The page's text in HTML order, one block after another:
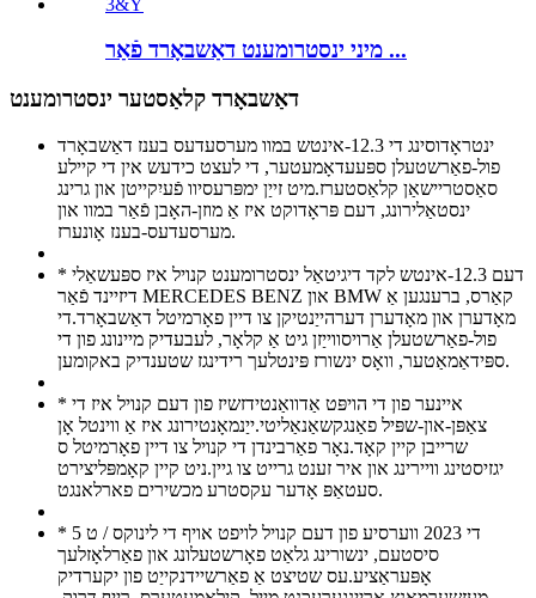
מיני ינסטרומענט דאַשבאָרד פֿאַר ...
דאַשבאָרד קלאַסטער ינסטרומענט
ינטראָדוסינג די 12.3-אינטש במוו מערסעדעס בענז דאַשבאָרד
פול-פאַרשטעלן ספּעעדאָמעטער, די לעצט כידעש אין די קיילע
סאַסטריישאַן קלאַסטערז.מיט זייַן ימפּרעסיוו פֿעיִקייטן און גרינג
ינסטאַלירונג, דעם פּראָדוקט איז אַ מוזן-האָבן פֿאַר במוו און
מערסעדעס-בענז אָונערז.
* דעם 12.3-אינטש לקד דיגיטאַל ינסטרומענט קנויל איז ספּעשאַלי
דיזיינד פֿאַר MERCEDES BENZ און BMW קאַרס, ברענגען אַ
מאָדערן און מאָדערן דערהייַנטיקן צו דיין פאָרמיטל דאַשבאָרד.די
פול-פאַרשטעלן אַרויסווייַזן גיט אַ קלאָר, לעבעדיק מיינונג פון די
ספּידאַמאַטער, וואָס ינשורז פּינטלעך רידינגז שטענדיק באקומען.
* איינער פון די הויפּט אַדוואַנטידזשיז פון דעם קנויל איז די
צאַפּן-און-שפּיל פאַנגקשאַנאַליטי.ייַנמאָנטירונג איז אַ ווינטל אָן
שרייבן קיין קאָד.נאָר פאַרבינדן די קנויל צו דיין פאָרמיטל ס
יגזיסטינג וויירינג און איר זענט גרייט צו גיין.ניט קיין קאָמפּליצירט
סעטאַפּ אָדער עקסטרע מכשירים פארלאנגט.
* די 2023 ווערסיע פון ​​דעם קנויל לויפט אויף די לינוקס / ט 5
סיסטעם, ינשורינג גלאַט פאָרשטעלונג און פאַרלאָזלעך
אָפּעראַציע.עס שטיצט אַ פאַרשיידנקייַט פון יקערדיק